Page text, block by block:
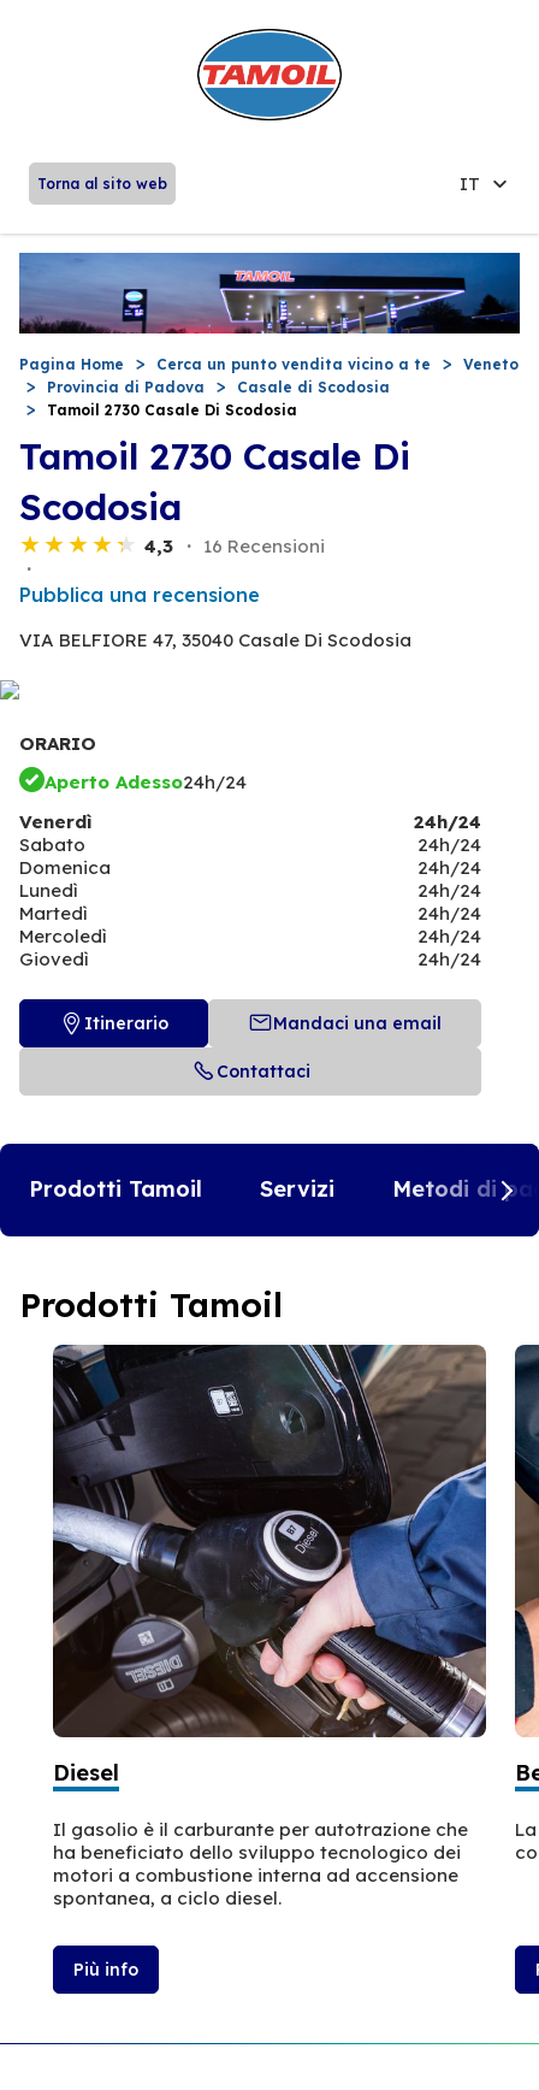
Torna al sito web IT
Pagina Home Cerca un punto vendita vicino a te
Veneto
Provincia di Padova
Casale di Scodosia
Tamoil 2730 Casale Di Scodosia
Tamoil 2730 Casale Di
Scodosia
4,3 16 Recensioni
Pubblica una recensione
VIA BELFIORE 47, 35040 Casale Di Scodosia
ORARIO
Aperto Adesso24h/24
Venerdì
24h/24
Sabato
24h/24
Domenica
24h/24
Lunedì
24h/24
Martedì
24h/24
Mercoledì
24h/24
Giovedì
24h/24
Itinerario Mandaci una email
Contattaci
Prodotti Tamoil Servizi Metodi di
Prodotti Tamoil
Diesel
Il gasolio è il carburante per autotrazione che
ha beneficiato dello sviluppo tecnologico dei
motori a combustione interna ad accensione
spontanea, a ciclo diesel.
Più info